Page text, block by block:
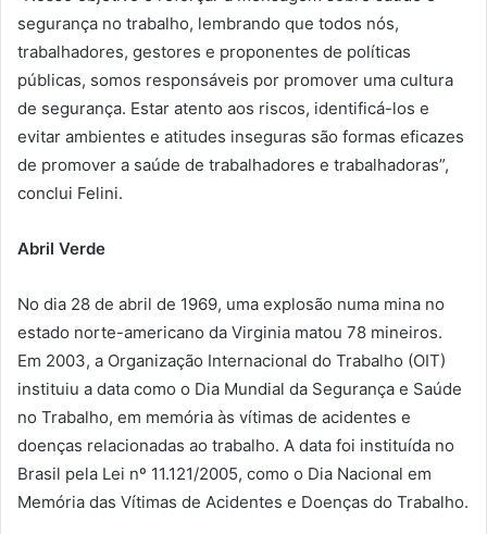
segurança no trabalho, lembrando que todos nós,
trabalhadores, gestores e proponentes de políticas
públicas, somos responsáveis por promover uma cultura
de segurança. Estar atento aos riscos, identificá-los e
evitar ambientes e atitudes inseguras são formas eficazes
de promover a saúde de trabalhadores e trabalhadoras”,
conclui Felini.
Abril Verde
No dia 28 de abril de 1969, uma explosão numa mina no
estado norte-americano da Virginia matou 78 mineiros.
Em 2003, a Organização Internacional do Trabalho (OIT)
instituiu a data como o Dia Mundial da Segurança e Saúde
no Trabalho, em memória às vítimas de acidentes e
doenças relacionadas ao trabalho. A data foi instituída no
Brasil pela Lei nº 11.121/2005, como o Dia Nacional em
Memória das Vítimas de Acidentes e Doenças do Trabalho.